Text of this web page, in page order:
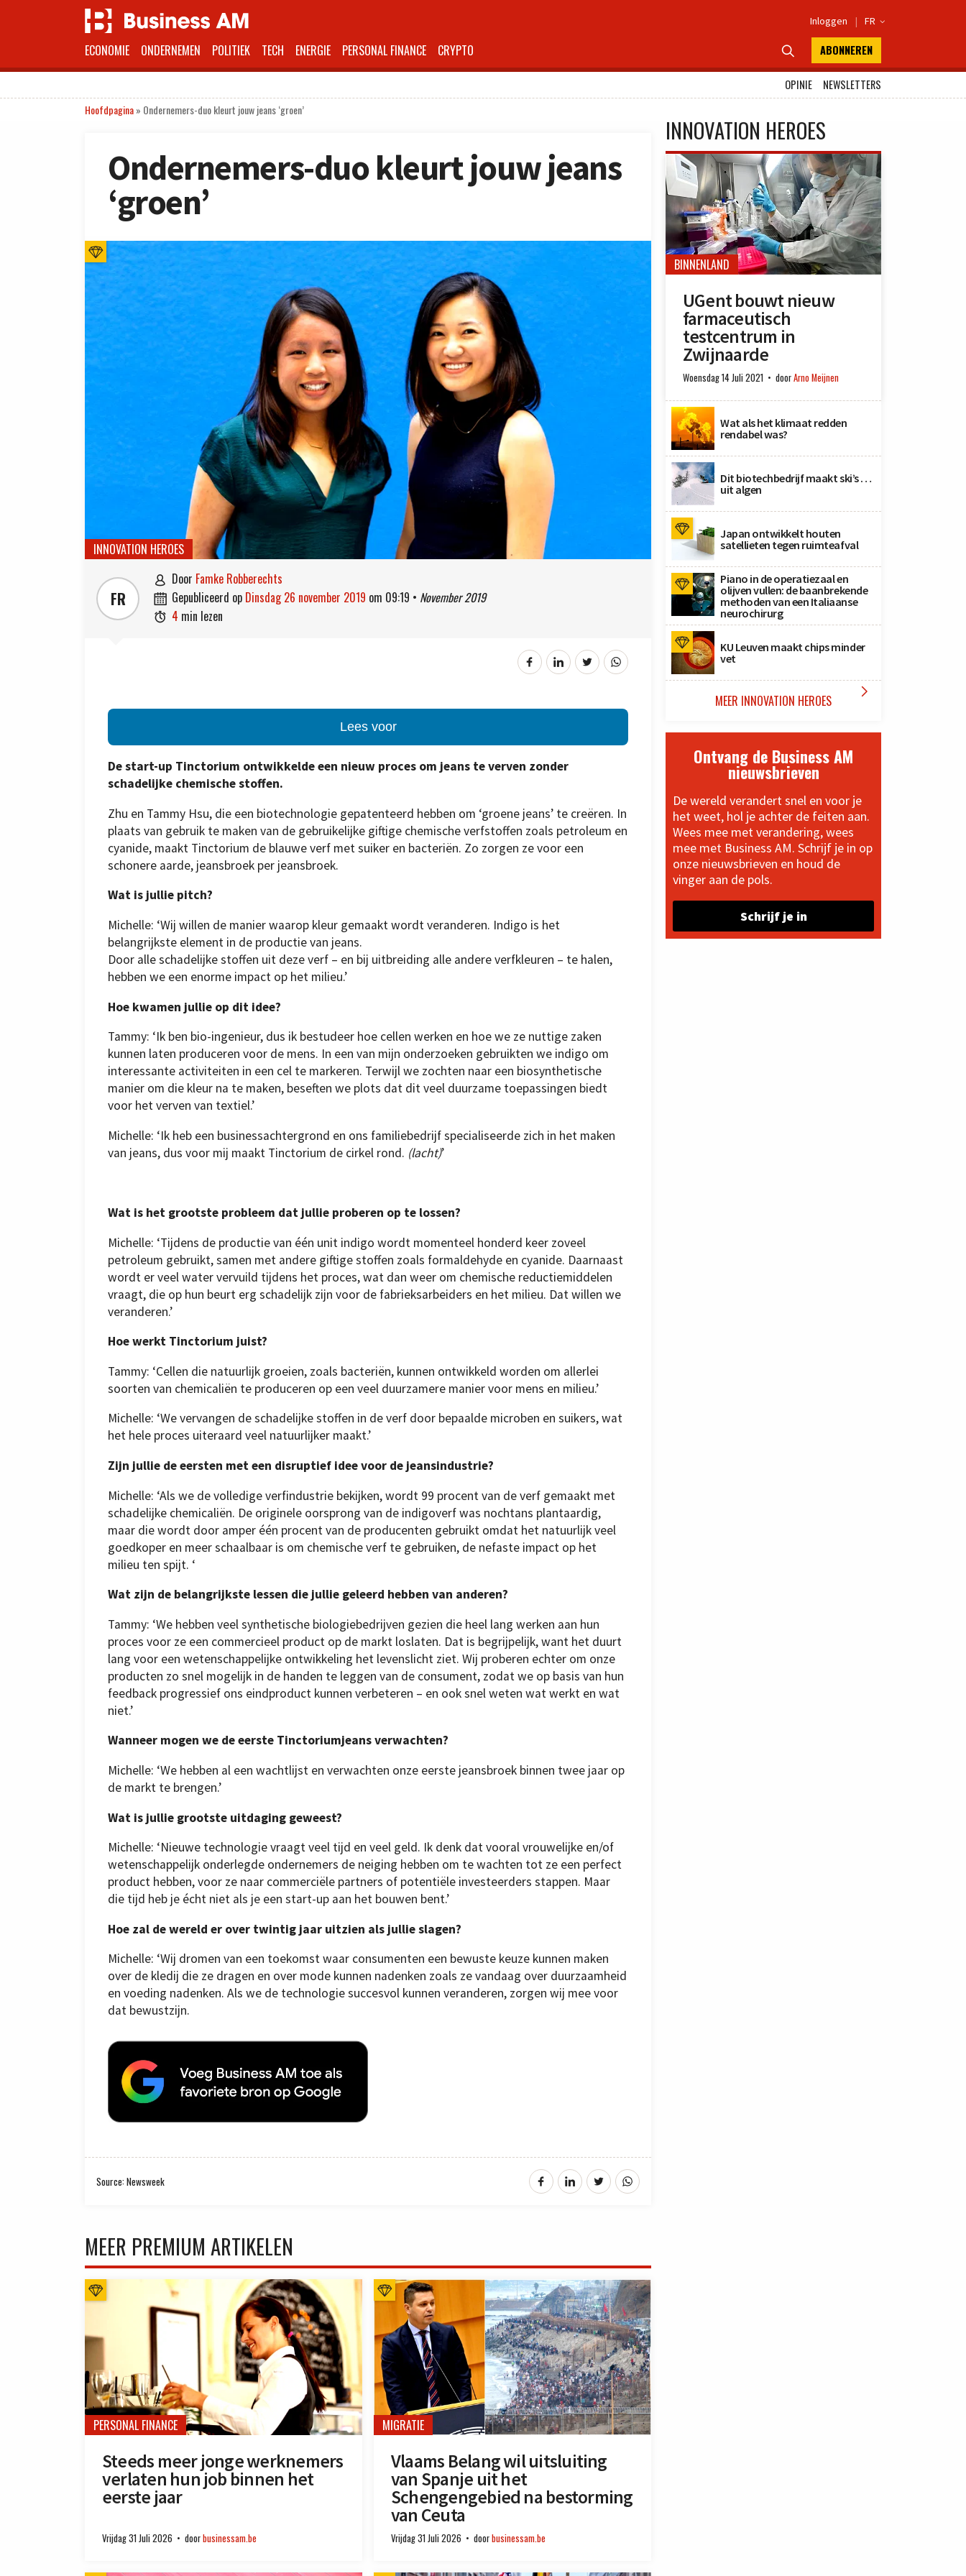
Inloggen | FR 
ECONOMIE ONDERNEMEN POLITIEK TECH ENERGIE PERSONAL FINANCE CRYPTO  ABONNEREN
OPINIE
NEWSLETTERS
Hoofdpagina» Ondernemers-duo kleurt jouw jeans ‘groen’
Ondernemers-duo kleurt jouw jeans
‘groen’
INNOVATION HEROES
FR
 door Famke Robberechts
 gepubliceerd op dinsdag 26 november 2019 om 09:19 • November 2019
 4 min lezen
Lees voor
De start-up Tinctorium ontwikkelde een nieuw proces om jeans te verven zonder
schadelijke chemische stoffen.
Zhu en Tammy Hsu, die een biotechnologie gepatenteerd hebben om ‘groene jeans’ te creëren. In
plaats van gebruik te maken van de gebruikelijke giftige chemische verfstoffen zoals petroleum en
cyanide, maakt Tinctorium de blauwe verf met suiker en bacteriën. Zo zorgen ze voor een
schonere aarde, jeansbroek per jeansbroek.
Wat is jullie pitch?
Michelle: ‘Wij willen de manier waarop kleur gemaakt wordt veranderen. Indigo is het
belangrijkste element in de productie van jeans.
Door alle schadelijke stoffen uit deze verf – en bij uitbreiding alle andere verfkleuren – te halen,
hebben we een enorme impact op het milieu.’
Hoe kwamen jullie op dit idee?
Tammy: ‘Ik ben bio-ingenieur, dus ik bestudeer hoe cellen werken en hoe we ze nuttige zaken
kunnen laten produceren voor de mens. In een van mijn onderzoeken gebruikten we indigo om
interessante activiteiten in een cel te markeren. Terwijl we zochten naar een biosynthetische
manier om die kleur na te maken, beseften we plots dat dit veel duurzame toepassingen biedt
voor het verven van textiel.’
Michelle: ‘Ik heb een businessachtergrond en ons familiebedrijf specialiseerde zich in het maken
van jeans, dus voor mij maakt Tinctorium de cirkel rond. (lacht)’
de
productie
unit
wordt
honderd
zoveel
gebruikt,
andere
giftige
stoffen
zoals
Wat is het grootste probleem dat jullie proberen op te lossen?
Michelle: ‘Tijdens de productie van één unit indigo wordt momenteel honderd keer zoveel
petroleum gebruikt, samen met andere giftige stoffen zoals formaldehyde en cyanide. Daarnaast
wordt er veel water vervuild tijdens het proces, wat dan weer om chemische reductiemiddelen
vraagt, die op hun beurt erg schadelijk zijn voor de fabrieksarbeiders en het milieu. Dat willen we
veranderen.’
Hoe werkt Tinctorium juist?
Tammy: ‘Cellen die natuurlijk groeien, zoals bacteriën, kunnen ontwikkeld worden om allerlei
soorten van chemicaliën te produceren op een veel duurzamere manier voor mens en milieu.’
Michelle: ‘We vervangen de schadelijke stoffen in de verf door bepaalde microben en suikers, wat
het hele proces uiteraard veel natuurlijker maakt.’
Zijn jullie de eersten met een disruptief idee voor de jeansindustrie?
Michelle: ‘Als we de volledige verfindustrie bekijken, wordt 99 procent van de verf gemaakt met
schadelijke chemicaliën. De originele oorsprong van de indigoverf was nochtans plantaardig,
maar die wordt door amper één procent van de producenten gebruikt omdat het natuurlijk veel
goedkoper en meer schaalbaar is om chemische verf te gebruiken, de nefaste impact op het
milieu ten spijt. ‘
Wat zijn de belangrijkste lessen die jullie geleerd hebben van anderen?
Tammy: ‘We hebben veel synthetische biologiebedrijven gezien die heel lang werken aan hun
proces voor ze een commercieel product op de markt loslaten. Dat is begrijpelijk, want het duurt
lang voor een wetenschappelijke ontwikkeling het levenslicht ziet. Wij proberen echter om onze
producten zo snel mogelijk in de handen te leggen van de consument, zodat we op basis van hun
feedback progressief ons eindproduct kunnen verbeteren – en ook snel weten wat werkt en wat
niet.’
Wanneer mogen we de eerste Tinctoriumjeans verwachten?
Michelle: ‘We hebben al een wachtlijst en verwachten onze eerste jeansbroek binnen twee jaar op
de markt te brengen.’
Wat is jullie grootste uitdaging geweest?
Michelle: ‘Nieuwe technologie vraagt veel tijd en veel geld. Ik denk dat vooral vrouwelijke en/of
wetenschappelijk onderlegde ondernemers de neiging hebben om te wachten tot ze een perfect
product hebben, voor ze naar commerciële partners of potentiële investeerders stappen. Maar
die tijd heb je écht niet als je een start-up aan het bouwen bent.’
Hoe zal de wereld er over twintig jaar uitzien als jullie slagen?
Michelle: ‘Wij dromen van een toekomst waar consumenten een bewuste keuze kunnen maken
over de kledij die ze dragen en over mode kunnen nadenken zoals ze vandaag over duurzaamheid
en voeding nadenken. Als we de technologie succesvol kunnen veranderen, zorgen wij mee voor
dat bewustzijn.
Source: Newsweek
MEER PREMIUM ARTIKELEN
PERSONAL FINANCE
Steeds meer jonge werknemers
verlaten hun job binnen het
eerste jaar
Vrijdag 31 Juli 2026 doorbusinessam.be
MIGRATIE
Vlaams Belang wil uitsluiting
van Spanje uit het
Schengengebied na bestorming
van Ceuta
Vrijdag 31 Juli 2026 doorbusinessam.be
INNOVATION HEROES
BINNENLAND
UGent bouwt nieuw
farmaceutisch
testcentrum in
Zwijnaarde
Woensdag 14 Juli 2021 doorArno Meijnen
Wat als het klimaat redden
rendabel was?
Dit biotechbedrijf maakt ski’s …
uit algen
Japan ontwikkelt houten
satellieten tegen ruimteafval
Piano in de operatiezaal en
olijven vullen: de baanbrekende
methoden van een Italiaanse
neurochirurg
KU Leuven maakt chips minder
vet
MEER INNOVATION HEROES 
Ontvang de Business AM
nieuwsbrieven
De wereld verandert snel en voor je
het weet, hol je achter de feiten aan.
Wees mee met verandering, wees
mee met Business AM. Schrijf je in op
onze nieuwsbrieven en houd de
vinger aan de pols.
Schrijf je in